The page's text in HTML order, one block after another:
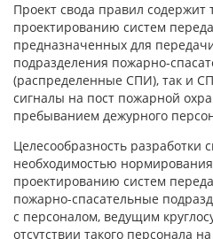
Проект свода правил содержит
проектированию систем
предназначенных для
подразделения пожарно-
(распределенные СПИ), так и
сигналы на пост пожарной
пребыванием дежурного
Целесообразность разработки
необходимостью
проектированию систем
пожарно-спасательные
с персоналом, ведущим
отсутствии такого персонала